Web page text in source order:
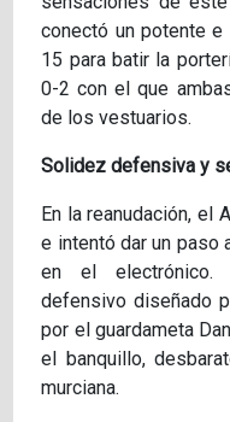
conectó un potente
15 para batir la
0-2 con el que
de los vestuarios.
Solidez defensiva y
En la reanudación, el
e intentó dar un paso
en el electrónico.
defensivo diseñado
por el guardameta
el banquillo,
murciana.